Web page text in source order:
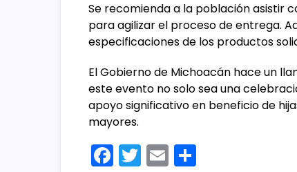
Se recomienda a la población asistir
para agilizar el proceso de entrega.
especificaciones de los productos
El Gobierno de Michoacán hace un
este evento no solo sea una
apoyo significativo en beneficio de
mayores.
F T E